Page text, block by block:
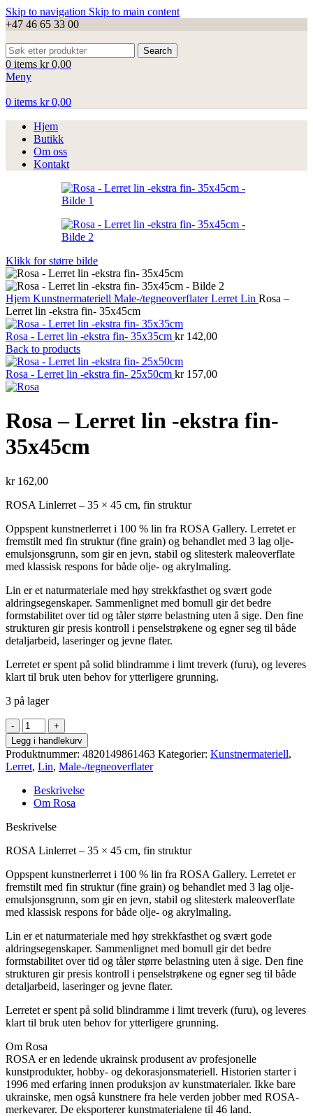
Skip to navigation Skip to main content
+47 46 65 33 00
Search
0 items kr0,00
Meny
0 items kr0,00
Hjem
Butikk
Om oss
Kontakt
Klikk for større bilde
Hjem Kunstnermateriell Male-/tegneoverflaterLerret Lin Rosa –
Lerret lin -ekstra fin- 35x45cm
Rosa - Lerret lin -ekstra fin- 35x35cm kr142,00
Back to products
Rosa - Lerret lin -ekstra fin- 25x50cm kr157,00
Rosa – Lerret lin -ekstra fin-
35x45cm
kr162,00
ROSA Linlerret – 35 × 45 cm, fin struktur
Oppspent kunstnerlerret i 100 % lin fra ROSA Gallery. Lerretet er
fremstilt med fin struktur (fine grain) og behandlet med 3 lag olje-
emulsjonsgrunn, som gir en jevn, stabil og slitesterk maleoverflate
med klassisk respons for både olje- og akrylmaling.
Lin er et naturmateriale med høy strekkfasthet og svært gode
aldringsegenskaper. Sammenlignet med bomull gir det bedre
formstabilitet over tid og tåler større belastning uten å sige. Den fine
strukturen gir presis kontroll i penselstrøkene og egner seg til både
detaljarbeid, laseringer og jevne flater.
Lerretet er spent på solid blindramme i limt treverk (furu), og leveres
klart til bruk uten behov for ytterligere grunning.
3 på lager
Rosa
-
Lerret
lin
-
ekstra
fin-
35x45cm
antall
Legg i handlekurv
Produktnummer: 4820149861463 Kategorier: Kunstnermateriell,
Lerret, Lin, Male-/tegneoverflater
Beskrivelse
Om Rosa
Beskrivelse
ROSA Linlerret – 35 × 45 cm, fin struktur
Oppspent kunstnerlerret i 100 % lin fra ROSA Gallery. Lerretet er
fremstilt med fin struktur (fine grain) og behandlet med 3 lag olje-
emulsjonsgrunn, som gir en jevn, stabil og slitesterk maleoverflate
med klassisk respons for både olje- og akrylmaling.
Lin er et naturmateriale med høy strekkfasthet og svært gode
aldringsegenskaper. Sammenlignet med bomull gir det bedre
formstabilitet over tid og tåler større belastning uten å sige. Den fine
strukturen gir presis kontroll i penselstrøkene og egner seg til både
detaljarbeid, laseringer og jevne flater.
Lerretet er spent på solid blindramme i limt treverk (furu), og leveres
klart til bruk uten behov for ytterligere grunning.
Om Rosa
ROSA er en ledende ukrainsk produsent av profesjonelle
kunstprodukter, hobby- og dekorasjonsmateriell. Historien starter i
1996 med erfaring innen produksjon av kunstmaterialer. Ikke bare
ukrainske, men også kunstnere fra hele verden jobber med ROSA-
merkevarer. De eksporterer kunstmaterialene til 46 land.